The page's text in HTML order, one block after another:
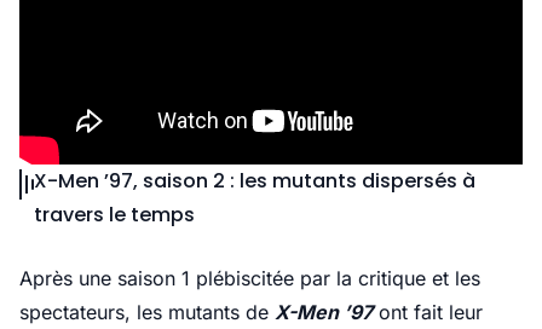
X-Men ’97, saison 2 : les mutants dispersés à
travers le temps
Après une saison 1 plébiscitée par la critique et les
spectateurs, les mutants de X-Men ’97ont fait leur